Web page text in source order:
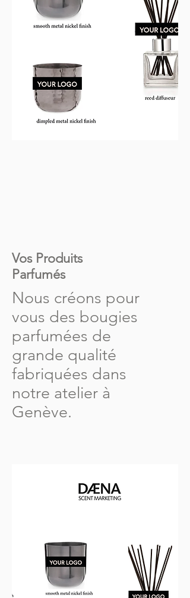
Vos Produits
Parfumés
Nous créons pour
vous des bougies
parfumées de
grande qualité
fabriquées dans
notre atelier à
Genève.